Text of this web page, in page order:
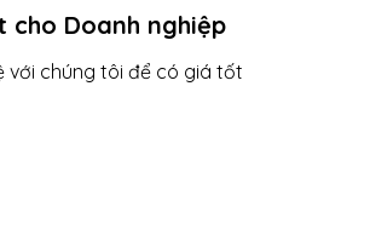
cho Doanh nghiệp
với chúng tôi để có giá tốt
vào thiết bị.